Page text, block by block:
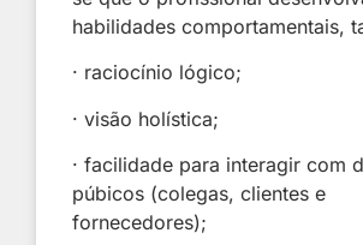
habilidades comportamentais,
· raciocínio lógico;
· visão holística;
· facilidade para interagir com
púbicos (colegas, clientes e
fornecedores);